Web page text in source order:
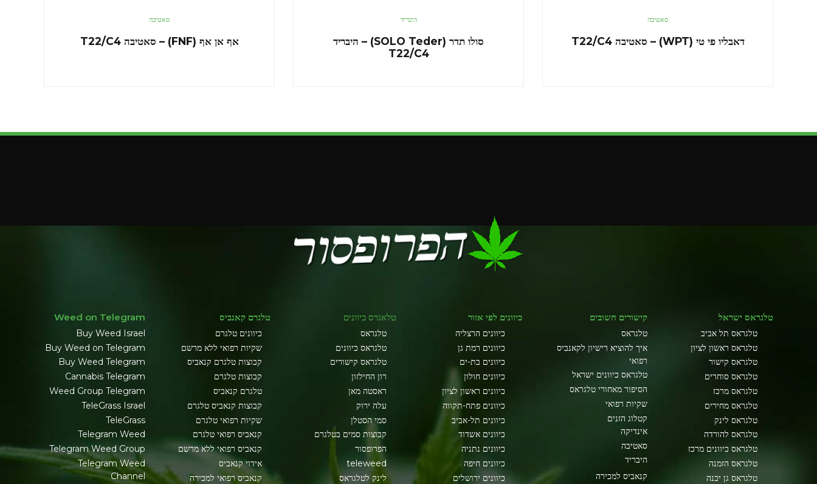
סאטיבה
דאבליו פי טי (WPT) – סאטיבה T22/C4
היבריד
סולו תדר (SOLO Teder) – היבריד
T22/C4
סאטיבה
אף אן אף (FNF) – סאטיבה T22/C4
טלגראס ישראל
טלגראס תל אביב
טלגראס ראשון לציון
טלגראס קישור
טלגראס סוחרים
טלגראס מרכז
טלגראס מחירים
טלגראס לינק
טלגראס להורדה
טלגראס כיוונים מרכז
טלגראס הזמנה
טלגראס גן יבנה
קישורים חשובים
טלגראס
איך להוציא רישיון לקאנביס
רפואי
טלגראס כיוונים ישראל
הסיפור מאחורי טלגראס
שקיות רפואי
קטלוג הזנים
אינדיקה
סאטיבה
היבריד
קנאביס למכירה
כיוונים לפי אזור
כיוונים הרצליה
כיוונים רמת גן
כיוונים בת-ים
כיוונים חולון
כיוונים ראשון לציון
כיוונים פתח-תקווה
כיוונים תל-אביב
כיוונים אשדוד
כיוונים נתניה
כיוונים חיפה
כיוונים ירושלים
טלאגרס כיוונים
טלגראס
טלגראס כיוונים
טלגראס קישורים
רון החילזון
ראסטה מאן
עלה ירוק
סמי הסטלן
קבוצות סמים בטלגרם
הפרופסור
teleweed
לינק לטלגראס
טלגרם קאנביס
כיוונים טלגרם
שקיות רפואי ללא מרשם
קבוצות טלגרם קנאביס
קבוצות טלגרם
טלגרם קנאביס
קבוצות קנאביס טלגרם
שקיות רפואי טלגרם
קנאביס רפואי טלגרם
קנאביס רפואי ללא מרשם
אידוי קנאביס
קנאביס רפואי למכירה
Weed on Telegram
Buy Weed Israel
Buy Weed on Telegram
Buy Weed Telegram
Cannabis Telegram
Weed Group Telegram
TeleGrass Israel
TeleGrass
Telegram Weed
Telegram Weed Group
Telegram Weed
Channel